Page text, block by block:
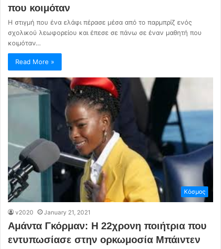
που κοιμόταν
Η στιγμή που ένα ελάφι πέρασε μέσα από το παρμπρίζ ενός
σχολικού λεωφορείου και έπεσε σε πάνω σε έναν μαθητή που
κοιμόταν…
Read More »
Κόσμος
v2020 January 21, 2021
Αμάντα Γκόρμαν: Η 22χρονη ποιήτρια που
εντυπωσίασε στην ορκωμοσία Μπάιντεν